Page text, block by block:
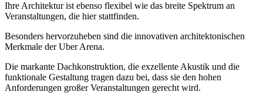
Ihre Architektur ist ebenso flexibel wie das breite Spektrum an
Veranstaltungen, die hier stattfinden.
Besonders hervorzuheben sind die innovativen architektonischen
Merkmale der Uber Arena.
Die markante Dachkonstruktion, die exzellente Akustik und die
funktionale Gestaltung tragen dazu bei, dass sie den hohen
Anforderungen großer Veranstaltungen gerecht wird.